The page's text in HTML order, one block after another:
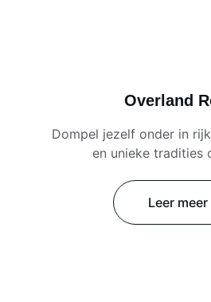
Overland
Dompel jezelf onder in
en unieke tradities
Leer meer